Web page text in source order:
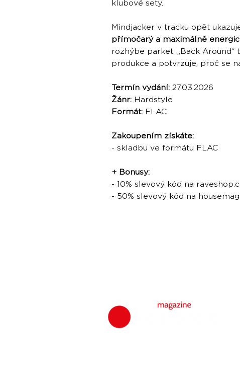
klubové sety.
Mindjacker v tracku opět
přímočarý a maximálně
rozhýbe parket. „Back
produkce a potvrzuje, proč se
Termín vydání: 27.03.2026
Žánr: Hardstyle
Formát: FLAC
Zakoupením získáte:
- skladbu ve formátu FLAC
+ Bonusy:
- 10% slevový kód na
- 50% slevový kód na